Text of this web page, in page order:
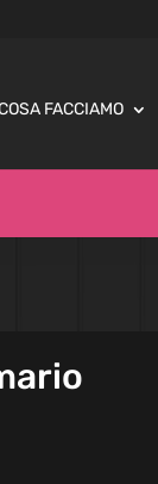
FACCIAMO